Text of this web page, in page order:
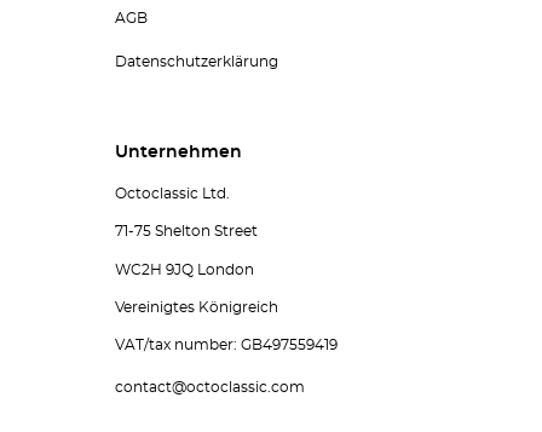
AGB
Datenschutzerklärung
Unternehmen
Octoclassic Ltd.
71-75 Shelton Street
WC2H 9JQ London
Vereinigtes Königreich
VAT/tax number: GB497559419
contact@octoclassic.com